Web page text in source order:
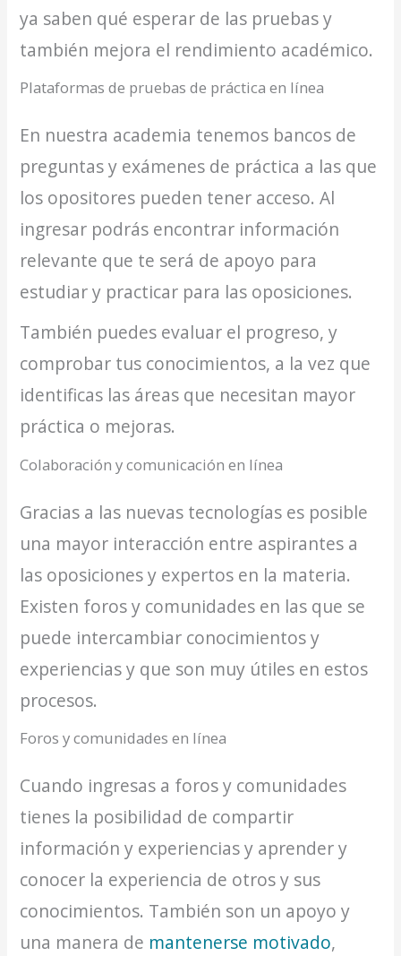
ya saben qué esperar de las pruebas y
también mejora el rendimiento académico.
Plataformas de pruebas de práctica en línea
En nuestra academia tenemos bancos de
preguntas y exámenes de práctica a las que
los opositores pueden tener acceso. Al
ingresar podrás encontrar información
relevante que te será de apoyo para
estudiar y practicar para las oposiciones.
También puedes evaluar el progreso, y
comprobar tus conocimientos, a la vez que
identificas las áreas que necesitan mayor
práctica o mejoras.
Colaboración y comunicación en línea
Gracias a las nuevas tecnologías es posible
una mayor interacción entre aspirantes a
las oposiciones y expertos en la materia.
Existen foros y comunidades en las que se
puede intercambiar conocimientos y
experiencias y que son muy útiles en estos
procesos.
Foros y comunidades en línea
Cuando ingresas a foros y comunidades
tienes la posibilidad de compartir
información y experiencias y aprender y
conocer la experiencia de otros y sus
conocimientos. También son un apoyo y
una manera de mantenerse motivado,